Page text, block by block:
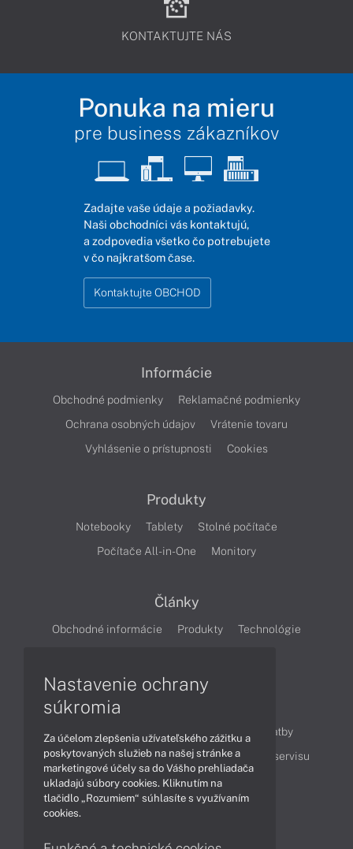
KONTAKTUJTE NÁS
Ponuka na mieru
pre business zákazníkov
Zadajte vaše údaje a požiadavky.
Naši obchodníci vás kontaktujú,
a zodpovedia všetko čo potrebujete
v čo najkratšom čase.
Kontaktujte OBCHOD
Informácie
Obchodné podmienky
Reklamačné podmienky
Ochrana osobných údajov
Vrátenie tovaru
Vyhlásenie o prístupnosti
Cookies
Produkty
Notebooky Tablety
Stolné počítače
Počítače All-in-One
Monitory
Články
Obchodné informácie Produkty
Technológie
Ako nakupovať
Možnosti doručenia a platby
Podpora a servis
Servisné služby Cenník servisu
Kontakty
Nastavenie ochrany
súkromia
Za účelom zlepšenia užívateľského zážitku a
poskytovaných služieb na našej stránke a
marketingové účely sa do Vášho prehliadača
ukladajú súbory cookies. Kliknutím na
tlačidlo „Rozumiem“ súhlasíte s využívaním
cookies.